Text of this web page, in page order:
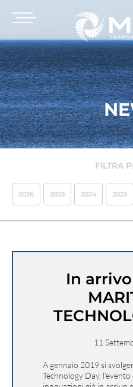
FILTRA
2026 2025 2024 2023
In
11
A gennaio 2019 si
Technology Day,